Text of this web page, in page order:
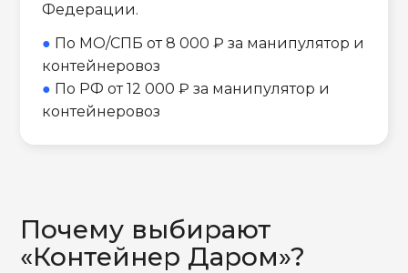
Федерации.
● По МО/СПБ от 8 000 ₽ за манипулятор и
контейнеровоз
● По РФ от 12 000 ₽ за манипулятор и
контейнеровоз
Почему выбирают
«Контейнер Даром»?